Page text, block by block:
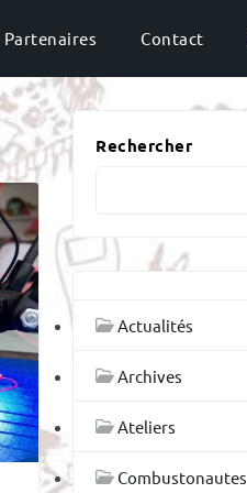
Partenaires Contact
Rechercher
Actualités
Archives
Ateliers
Combustonautes